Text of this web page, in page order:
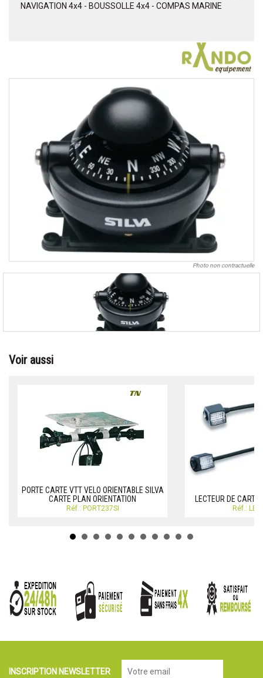
NAVIGATION 4x4 - BOUSSOLLE 4x4 - COMPAS MARINE
Photo non contractuelle
Voir aussi
PORTE CARTE VTT VELO ORIENTABLE SILVA
CARTE PLAN ORIENTATION
Réf.: PORT237SI
LECTEUR DE
Réf.:
INSCRIPTION NEWSLETTER